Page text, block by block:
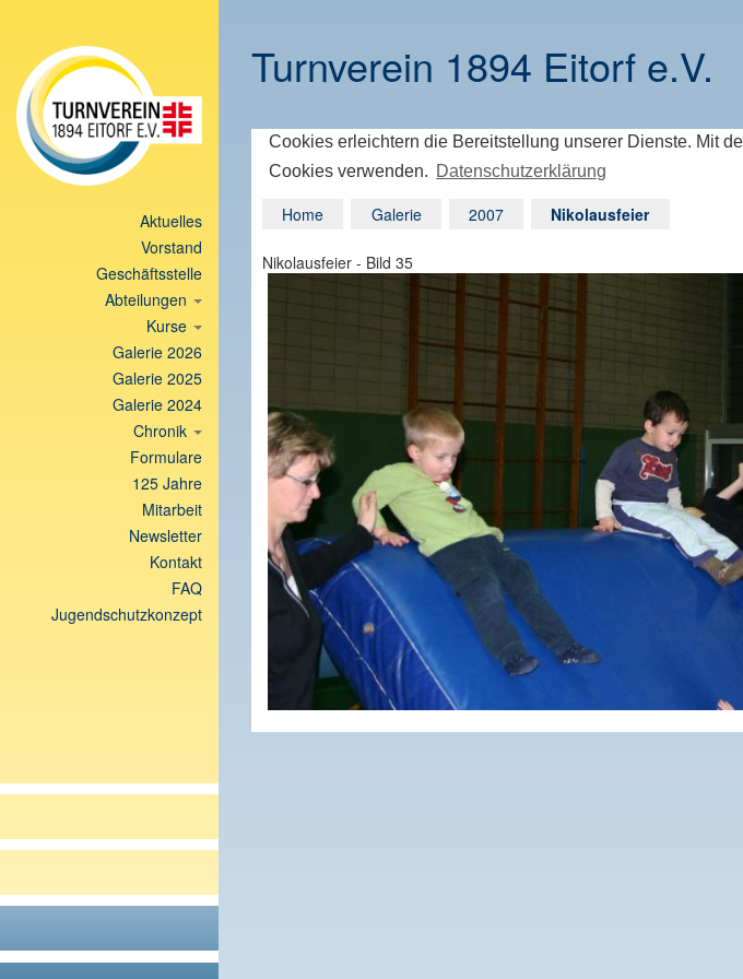
Aktuelles
Vorstand
Geschäftsstelle
Abteilungen
Kurse
Galerie 2026
Galerie 2025
Galerie 2024
Chronik
Formulare
125 Jahre
Mitarbeit
Newsletter
Kontakt
FAQ
Jugendschutzkonzept
Turnverein 1894 Eitorf e.V.
Cookies erleichtern die Bereitstellung unserer Dienste. Mit
Cookies verwenden. Datenschutzerklärung
Home Galerie 2007 Nikolausfeier
Nikolausfeier - Bild 35